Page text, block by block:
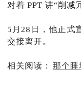
对着 PPT 讲“削减
5月28日，他正式
交接离开。
相关阅读： 那个睡